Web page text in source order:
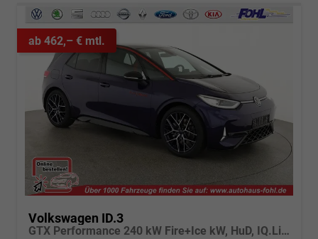
ab 462,– € mtl.
Volkswagen ID.3
GTX Performance 240 kW Fire+Ice kW, HuD, IQ.Light, H&K, Wärmepumpe, 20-Zoll, 4 J.-Garantie